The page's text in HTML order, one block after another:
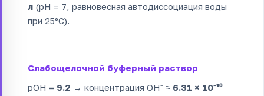
л (pH = 7, равновесная автодиссоциация воды
при 25°C).
Слабощелочной буферный раствор
pOH = 9.2 → концентрация OH⁻ ≈ 6.31 × 10⁻¹⁰